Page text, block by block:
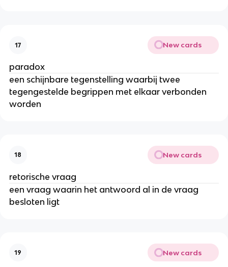
17 New cards
paradox
een schijnbare tegenstelling waarbij twee
tegengestelde begrippen met elkaar verbonden
worden
18 New cards
retorische vraag
een vraag waarin het antwoord al in de vraag
besloten ligt
19 New cards